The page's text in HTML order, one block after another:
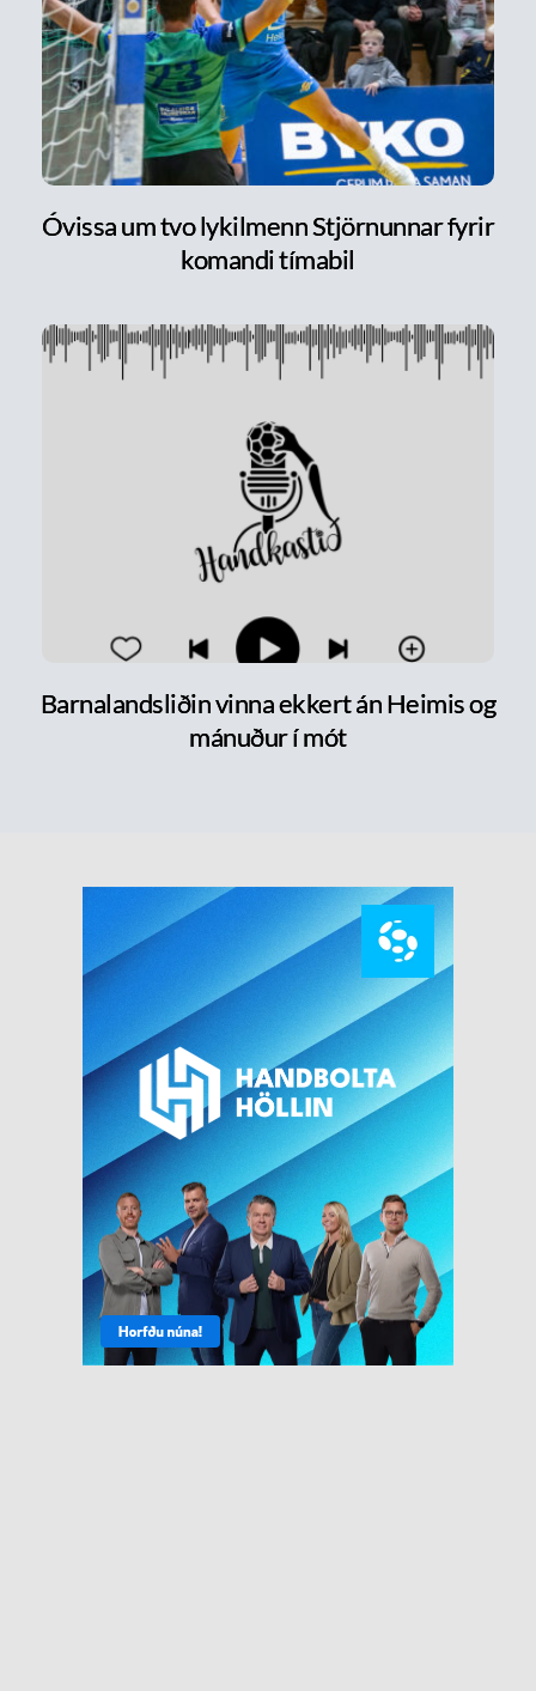
Óvissa um tvo lykilmenn Stjörnunnar fyrir
komandi tímabil
Barnalandsliðin vinna ekkert án Heimis og
mánuður í mót